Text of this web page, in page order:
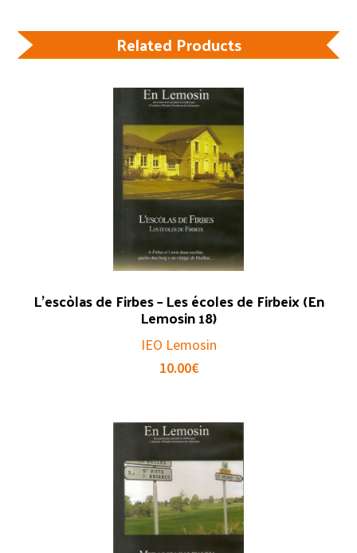
Related Products
L’escòlas de Firbes – Les écoles de Firbeix (En
Lemosin 18)
IEO Lemosin
10.00€